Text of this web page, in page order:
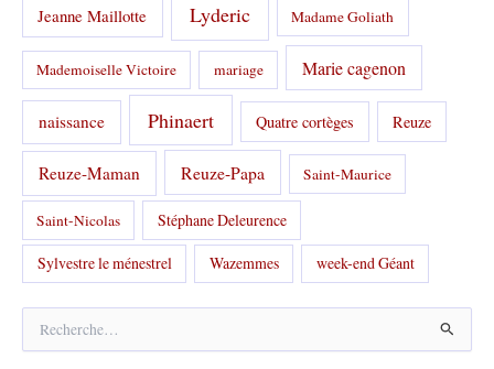
Jeanne Maillotte Lyderic Madame Goliath
Mademoiselle Victoire mariage Marie cagenon
naissance Phinaert Quatre cortèges Reuze
Reuze-Maman Reuze-Papa Saint-Maurice
Saint-Nicolas Stéphane Deleurence
Sylvestre le ménestrel Wazemmes week-end Géant